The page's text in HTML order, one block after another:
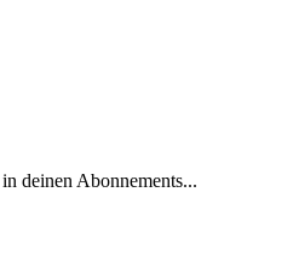
deinen Abonnements...